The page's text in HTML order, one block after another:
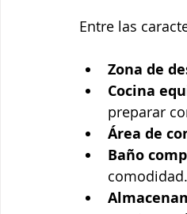
Entre las
Zona de
Cocina
preparar
Área de
Baño
comodidad.